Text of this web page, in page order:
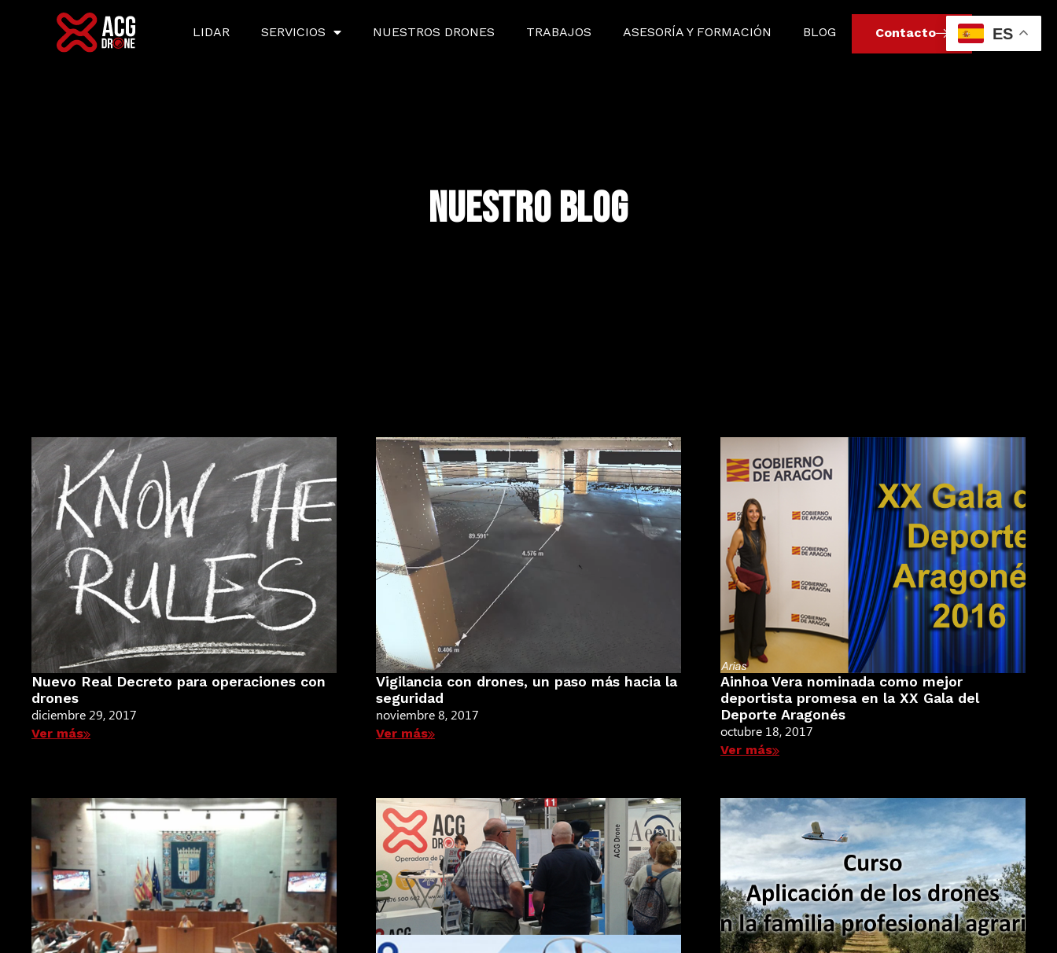
LIDAR SERVICIOS NUESTROS DRONES TRABAJOS ASESORÍA Y FORMACIÓN BLOG Contacto
NUESTRO BLOG
Nuevo Real Decreto para operaciones con
drones
diciembre 29, 2017
Ver más
Vigilancia con drones, un paso más hacia la
seguridad
noviembre 8, 2017
Ver más
Ainhoa Vera nominada como mejor
deportista promesa en la XX Gala del
Deporte Aragonés
octubre 18, 2017
Ver más
ES